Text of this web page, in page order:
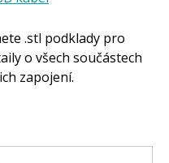
.stl podklady pro
o všech součástech
zapojení.